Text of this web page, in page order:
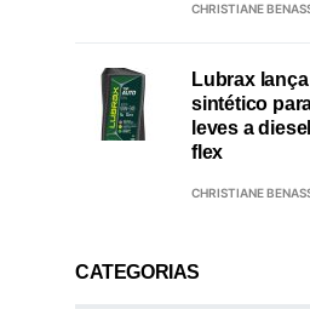
CHRISTIANE
Lubrax
sintético
leves a
flex
CHRISTIANE
CATEGORIAS